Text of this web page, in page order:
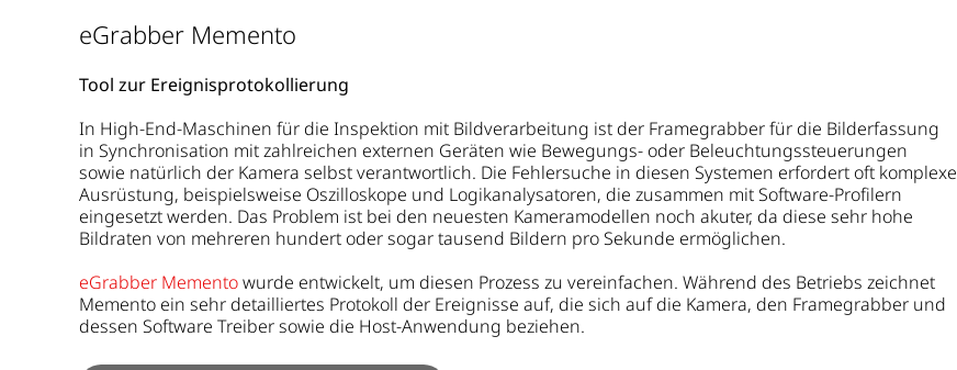
eGrabber Memento
Tool zur Ereignisprotokollierung
In High-End-Maschinen für die Inspektion mit Bildverarbeitung ist der Framegrabber für die Bilderfassung
in Synchronisation mit zahlreichen externen Geräten wie Bewegungs- oder Beleuchtungssteuerungen
sowie natürlich der Kamera selbst verantwortlich. Die Fehlersuche in diesen Systemen erfordert oft komplexe
Ausrüstung, beispielsweise Oszilloskope und Logikanalysatoren, die zusammen mit Software-Profilern
eingesetzt werden. Das Problem ist bei den neuesten Kameramodellen noch akuter, da diese sehr hohe
Bildraten von mehreren hundert oder sogar tausend Bildern pro Sekunde ermöglichen.
eGrabber Mementowurde entwickelt, um diesen Prozess zu vereinfachen. Während des Betriebs zeichnet
Memento ein sehr detailliertes Protokoll der Ereignisse auf, die sich auf die Kamera, den Framegrabber und
dessen Software Treiber sowie die Host-Anwendung beziehen.